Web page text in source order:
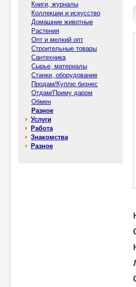
Книги, журналы
Коллекции и искусство
Домашние животные
Растения
Опт и мелкий опт
Строительные товары
Сантехника
Сырье, материалы
Станки, оборудование
Продам/Куплю бизнес
Отдам/Приму даром
Обмен
Разное
Услуги
Работа
Знакомства
Разное